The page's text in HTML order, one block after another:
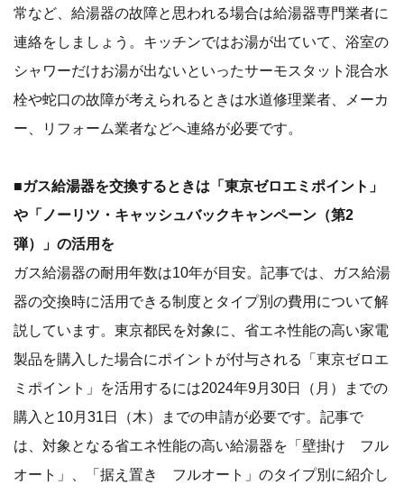
常など、給湯器の故障と思われる場合は給湯器専門業者に
連絡をしましょう。キッチンではお湯が出ていて、浴室の
シャワーだけお湯が出ないといったサーモスタット混合水
栓や蛇口の故障が考えられるときは水道修理業者、メーカ
ー、リフォーム業者などへ連絡が必要です。
■ガス給湯器を交換するときは「東京ゼロエミポイント」
や「ノーリツ・キャッシュバックキャンペーン（第2
弾）」の活用を
ガス給湯器の耐用年数は10年が目安。記事では、ガス給湯
器の交換時に活用できる制度とタイプ別の費用について解
説しています。東京都民を対象に、省エネ性能の高い家電
製品を購入した場合にポイントが付与される「東京ゼロエ
ミポイント」を活用するには2024年9月30日（月）までの
購入と10月31日（木）までの申請が必要です。記事で
は、対象となる省エネ性能の高い給湯器を「壁掛け フル
オート」、「据え置き フルオート」のタイプ別に紹介し